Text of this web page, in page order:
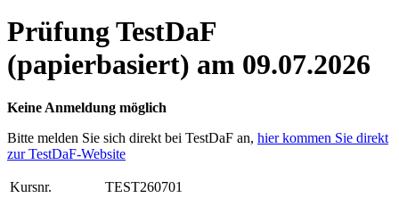
Prüfung TestDaF
(papierbasiert) am 09.07.2026
Keine Anmeldung möglich
Bitte melden Sie sich direkt bei TestDaF an, hier kommen Sie direkt
zur TestDaF-Website
Kursnr.
TEST260701